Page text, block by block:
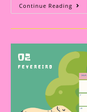
Continue Reading
De